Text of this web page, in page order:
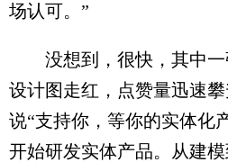
场认可。”
没想到，很快，其中一
设计图走红，点赞量迅速
说“支持你，等你的实体化
开始研发实体产品。从建